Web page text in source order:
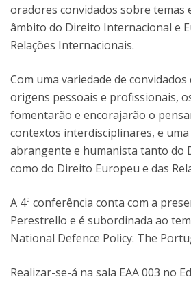
oradores convidados sobre temas
âmbito do Direito Internacional e
Relações Internacionais.
Com uma variedade de
origens pessoais e profissionais,
fomentarão e encorajarão o
contextos interdisciplinares, e
abrangente e humanista tanto do
como do Direito Europeu e das
A 4ª conferência conta com a
Perestrello e é subordinada ao
National Defence Policy: The
Realizar-se-á na sala EAA 003 no